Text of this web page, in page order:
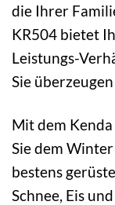
die Ihrer
KR504 bietet
Leistungs-
Sie
Mit dem
Sie dem Winter
bestens
Schnee, Eis